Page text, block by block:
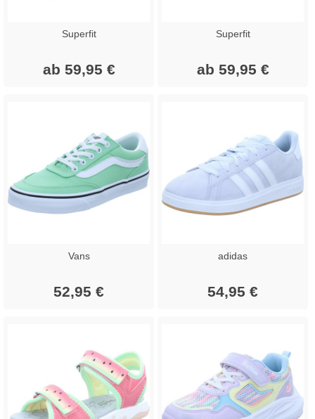
Superfit
ab 59,95 €
Superfit
ab 59,95 €
Vans
52,95 €
adidas
54,95 €